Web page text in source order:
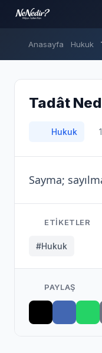
Anasayfa Hukuk
Tadât
Hukuk
Sayma;
ETIKETLER
#Hukuk
PAYLAŞ